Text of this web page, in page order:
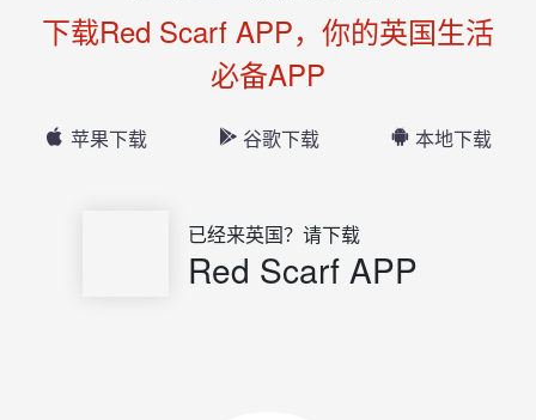
下载Red Scarf APP，你的英国生活
必备APP
苹果下载 谷歌下载 本地下载
已经来英国？请下载
Red Scarf APP